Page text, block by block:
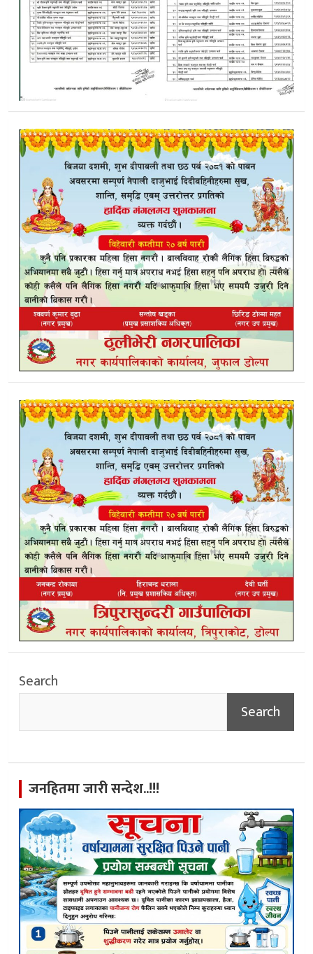
Search
Search
जनहितमा जारी सन्देश..!!!